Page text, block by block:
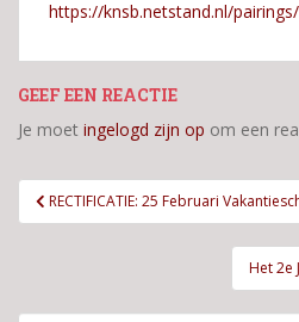
https://knsb.netstand.nl/
GEEF EEN REACTIE
Je moet ingelogd zijn op om een
Bericht
navigatie
RECTIFICATIE: 25 Februari
Het 2e